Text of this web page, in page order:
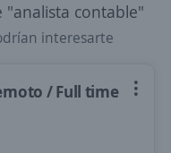
"analista contable"
interesarte
/ Full time